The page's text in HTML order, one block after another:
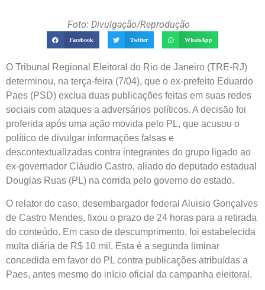
Foto: Divulgação/Reprodução
Facebook Twitter WhatsApp
O Tribunal Regional Eleitoral do Rio de Janeiro (TRE-RJ)
determinou, na terça-feira (7/04), que o ex-prefeito Eduardo
Paes (PSD) exclua duas publicações feitas em suas redes
sociais com ataques a adversários políticos. A decisão foi
proferida após uma ação movida pelo PL, que acusou o
político de divulgar informações falsas e
descontextualizadas contra integrantes do grupo ligado ao
ex-governador Cláudio Castro, aliado do deputado estadual
Douglas Ruas (PL) na corrida pelo governo do estado.
O relator do caso, desembargador federal Aluisio Gonçalves
de Castro Mendes, fixou o prazo de 24 horas para a retirada
do conteúdo. Em caso de descumprimento, foi estabelecida
multa diária de R$ 10 mil. Esta é a segunda liminar
concedida em favor do PL contra publicações atribuídas a
Paes, antes mesmo do início oficial da campanha eleitoral.